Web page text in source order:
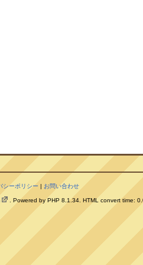
シーポリシー | お問い合わせ
. Powered by PHP 8.1.34. HTML convert time: